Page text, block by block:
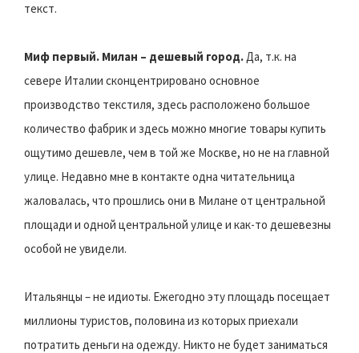
текст.
Миф первый. Милан – дешевый город.Да, т.к. на
севере Италии сконцентрировано основное
производство текстиля, здесь расположено большое
количество фабрик и здесь можно многие товары купить
ощутимо дешевле, чем в той же Москве, но не на главной
улице. Недавно мне в контакте одна читательница
жаловалась, что прошлись они в Милане от центральной
площади и одной центральной улице и как-то дешевезны
особой не увидели.
Итальянцы – не идиоты. Ежегодно эту площадь посещает
миллионы туристов, половина из которых приехали
потратить деньги на одежду. Никто не будет заниматься